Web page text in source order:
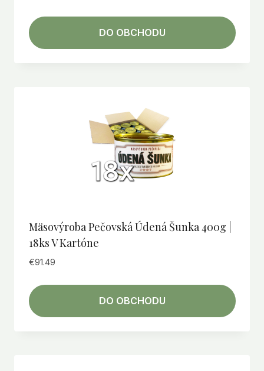
DO OBCHODU
Mäsovýroba Pečovská Údená Šunka 400g |
18ks V Kartóne
€91.49
DO OBCHODU